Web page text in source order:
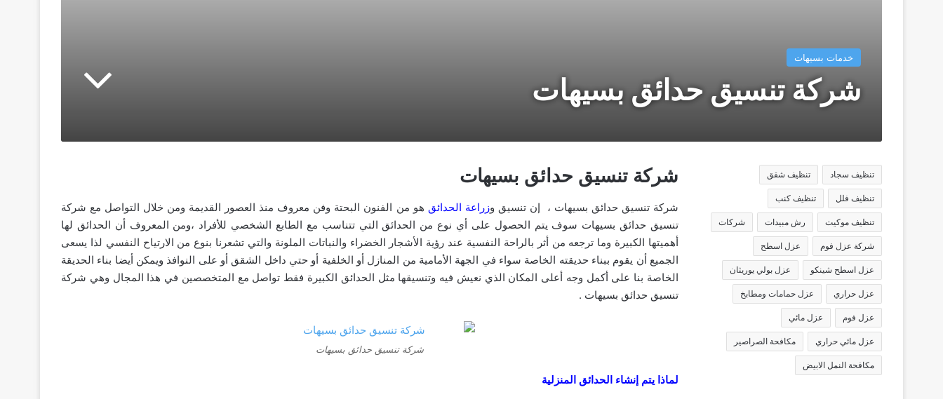
خدمات بسيهات
شركة تنسيق حدائق بسيهات
شركة تنسيق حدائق بسيهات
شركة تنسيق حدائق بسيهات ، إن تنسيق وزراعة الحدائق هو من الفنون البحتة وفن معروف منذ العصور القديمة ومن خلال التواصل مع شركة
تنسيق حدائق بسيهات سوف يتم الحصول على أي نوع من الحدائق التي تتناسب مع الطابع الشخصي للأفراد ،ومن المعروف أن الحدائق لها
أهميتها الكبيرة وما ترجعه من أثر بالراحة النفسية عند رؤية الأشجار الخضراء والنباتات الملونة والتي تشعرنا بنوع من الارتياح النفسي لذا يسعى
الجميع أن يقوم ببناء حديقته الخاصة سواء في الجهة الأمامية من المنازل أو الخلفية أو حتي داخل الشقق أو على النوافذ ويمكن أيضا بناء الحديقة
الخاصة بنا على أكمل وجه أعلى المكان الذي نعيش فيه وتنسيقها مثل الحدائق الكبيرة فقط تواصل مع المتخصصين في هذا المجال وهي شركة
تنسيق حدائق بسيهات .
شركة تنسيق حدائق بسيهات
لماذا يتم إنشاء الحدائق المنزلية
تنظيف سجاد تنظيف شقق
تنظيف فلل تنظيف كنب
تنظيف موكيت رش مبيدات شركات
شركة عزل فوم عزل اسطح
عزل اسطح شينكو عزل بولي يوريثان
عزل حراري عزل حمامات ومطابخ
عزل فوم عزل مائي
عزل مائي حراري مكافحة الصراصير
مكافحة النمل الابيض